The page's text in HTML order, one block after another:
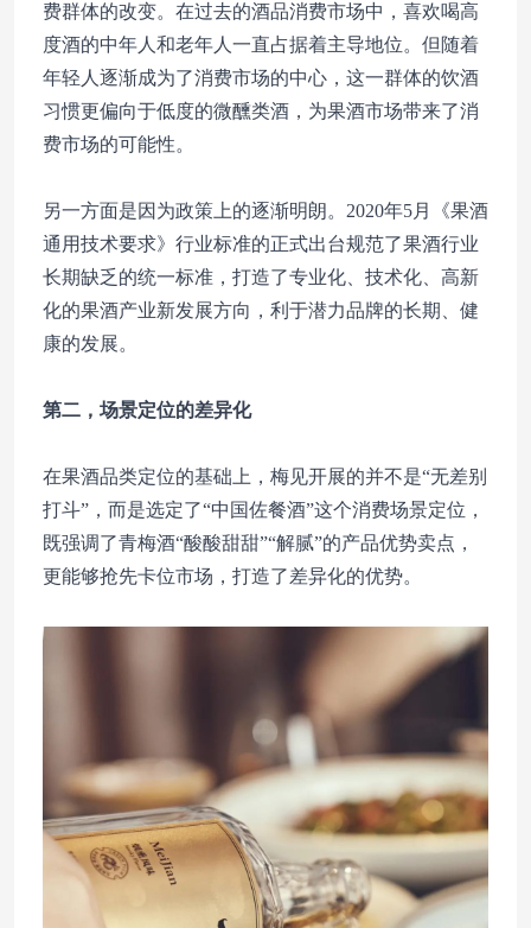
费群体的改变。在过去的酒品消费市场中，喜欢喝高
度酒的中年人和老年人一直占据着主导地位。但随着
年轻人逐渐成为了消费市场的中心，这一群体的饮酒
习惯更偏向于低度的微醺类酒，为果酒市场带来了消
费市场的可能性。
另一方面是因为政策上的逐渐明朗。2020年5月《果酒
通用技术要求》行业标准的正式出台规范了果酒行业
长期缺乏的统一标准，打造了专业化、技术化、高新
化的果酒产业新发展方向，利于潜力品牌的长期、健
康的发展。
第二，场景定位的差异化
在果酒品类定位的基础上，梅见开展的并不是“无差别
打斗”，而是选定了“中国佐餐酒”这个消费场景定位，
既强调了青梅酒“酸酸甜甜”“解腻”的产品优势卖点，
更能够抢先卡位市场，打造了差异化的优势。